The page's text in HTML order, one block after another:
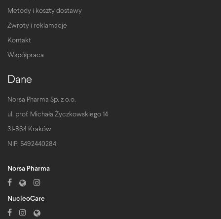
Metody i koszty dostawy
Zwroty i reklamacje
Kontakt
Współpraca
Dane
Norsa Pharma Sp. z o.o.
ul. prof. Michała Życzkowskiego 14
31-864 Kraków
NIP: 5492440284
Norsa Pharma
NucleoCare